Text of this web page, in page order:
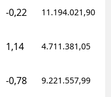
-0,22 11.194.021,90
1,14 4.711.381,05
-0,78 9.221.557,99